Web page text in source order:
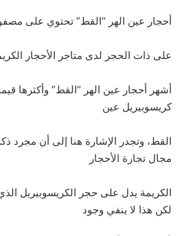
أحجار عين الهر “القط” تحتوي على
على ذات الحجر لدى متاجر الأحجار
أشهر أحجار عين الهر “القط” وأكثرها
كريسوبيريل عين
القط، وتجدر الإشارة هنا إلى أن مجرد
مجال تجارة الأحجار
الكريمة يدل على حجر الكريسوبيريل
لكن هذا لا ينفي وجود